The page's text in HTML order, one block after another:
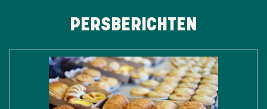
PERSBERICHTEN